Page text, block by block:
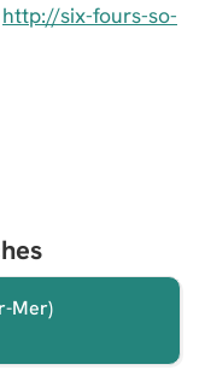
http://six-fours-so-
Mer)